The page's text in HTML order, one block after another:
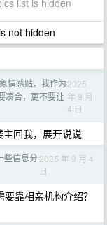
list is hidden
not hidden
情感贴，我作为
凑合，更不要让
2025
年 9 月
4 日
回我，展开说说
些信息分 2025 年 9 月 4
日
靠相亲机构介绍？